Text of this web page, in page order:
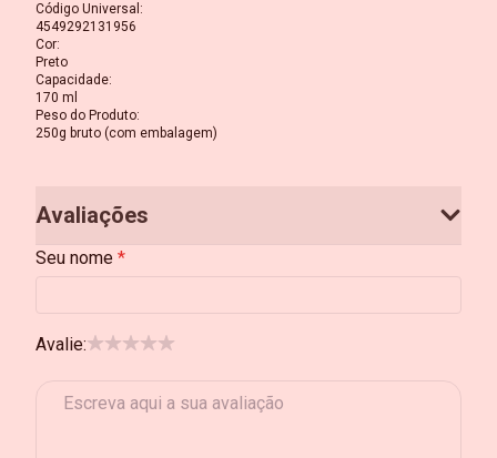
Código Universal :
4549292131956
Cor:
Preto
Capacidade:
170 ml
Peso do Produto:
250g bruto (com embalagem)
Avaliações
Seu nome
Avalie: